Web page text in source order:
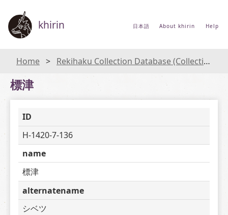
khirin 日本語 About khirin Help
Home Rekihaku Collection Database (Collections Database of the National Museum of Japanese History)
標津
ID
H-1420-7-136
name
標津
alternatename
シベツ